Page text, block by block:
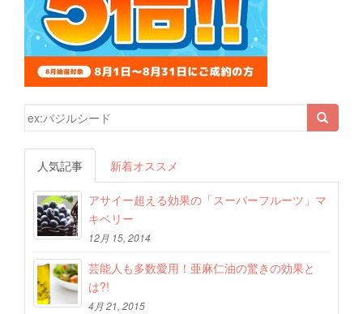
検索結果:
人気記事 新着オススメ
アサイー超える効果の「スーパーフルーツ」マ
キベリー
12月 15, 2014
芸能人も多数愛用！亜麻仁油の驚きの効果と
は?!
4月 21, 2015